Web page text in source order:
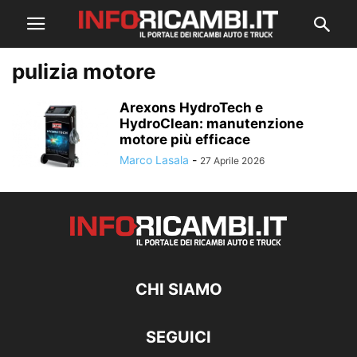
pulizia motore
Arexons HydroTech e
HydroClean: manutenzione
motore più efficace
Marco Lasala - 27 Aprile 2026
CHI SIAMO
SEGUICI